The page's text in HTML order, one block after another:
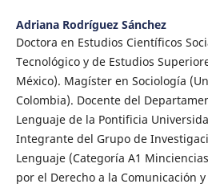
Adriana Rodríguez Sánchez
Doctora en Estudios Científicos
Tecnológico y de Estudios
México). Magíster en Sociología
Colombia). Docente del
Lenguaje de la Pontificia
Integrante del Grupo de
Lenguaje (Categoría A1
por el Derecho a la Comunicación